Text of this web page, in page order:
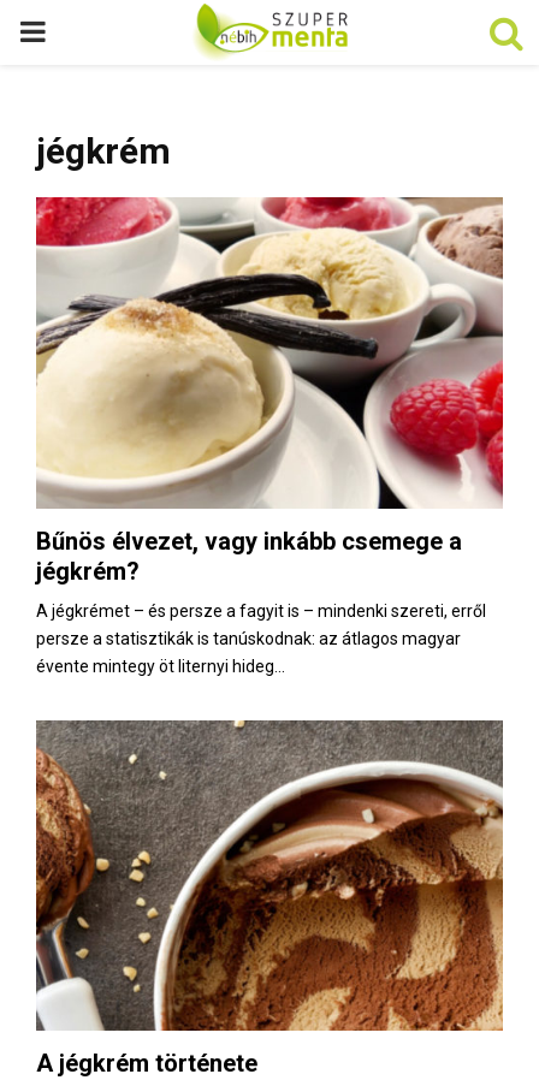
P
M
R
M
N
U
jégkrém
Bűnös élvezet, vagy inkább csemege a
jégkrém?
A jégkrémet – és persze a fagyit is – mindenki szereti, erről
persze a statisztikák is tanúskodnak: az átlagos magyar
évente mintegy öt liternyi hideg...
A jégkrém története